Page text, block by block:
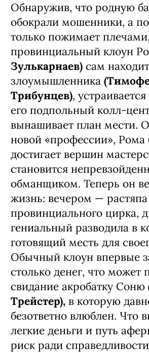
Обнаружив, что родную
обокрали мошенники, а
только пожимает плечами,
провинциальный клоун
Зулькарнаев) сам находит
злоумышленника
Трибунцев),
его подпольный колл-
вынашивает план мести.
новой «профессии», Рома
достигает вершин
становится
обманщиком. Теперь он
жизнь: вечером —
провинциального цирка,
гениальный разводила в
готовящий месть для
Обычный клоун впервые
столько денег, что может
свидание акробатку Соню
Трейстер), в которую
безответно влюблен. Что
легкие деньги и путь
риск ради